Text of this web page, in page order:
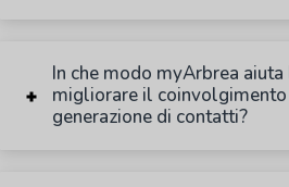
In che modo myArbrea
migliorare il coinvolgimento
generazione di contatti?